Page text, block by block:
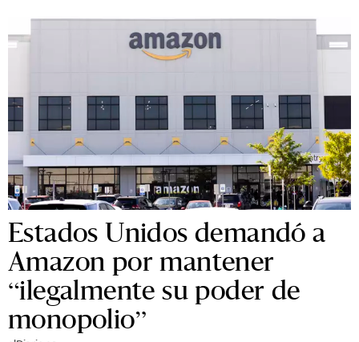
Estados Unidos demandó a
Amazon por mantener
“ilegalmente su poder de
monopolio”